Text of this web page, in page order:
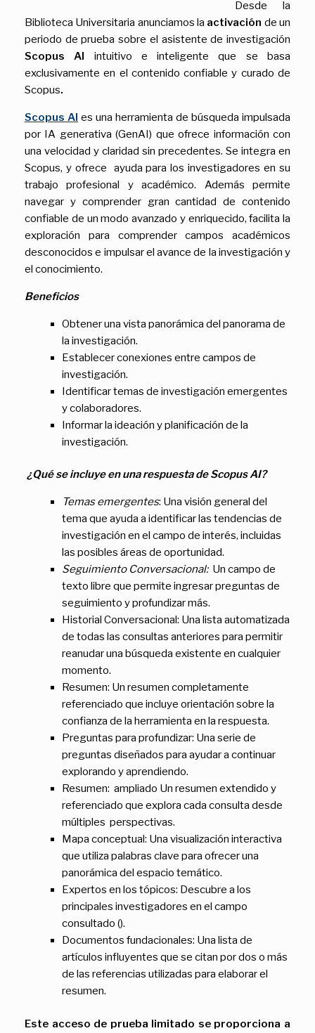
Desde la
Biblioteca Universitaria anunciamos la activación de un
periodo de prueba sobre el asistente de investigación
Scopus AI intuitivo e inteligente que se basa
exclusivamente en el contenido confiable y curado de
Scopus.
Scopus AI es una herramienta de búsqueda impulsada
por IA generativa (GenAI) que ofrece información con
una velocidad y claridad sin precedentes. Se integra en
Scopus, y ofrece ayuda para los investigadores en su
trabajo profesional y académico. Además permite
navegar y comprender gran cantidad de contenido
confiable de un modo avanzado y enriquecido, facilita la
exploración para comprender campos académicos
desconocidos e impulsar el avance de la investigación y
el conocimiento.
Beneficios
Obtener una vista panorámica del panorama de
la investigación.
Establecer conexiones entre campos de
investigación.
Identificar temas de investigación emergentes
y colaboradores.
Informar la ideación y planificación de la
investigación.
¿Qué se incluye en una respuesta de Scopus AI?
Temas emergentes: Una visión general del
tema que ayuda a identificar las tendencias de
investigación en el campo de interés, incluidas
las posibles áreas de oportunidad.
Seguimiento Conversacional:Un campo de
texto libre que permite ingresar preguntas de
seguimiento y profundizar más.
Historial Conversacional: Una lista automatizada
de todas las consultas anteriores para permitir
reanudar una búsqueda existente en cualquier
momento.
Resumen: Un resumen completamente
referenciado que incluye orientación sobre la
confianza de la herramienta en la respuesta.
Preguntas para profundizar: Una serie de
preguntas diseñados para ayudar a continuar
explorando y aprendiendo.
Resumen: ampliado Un resumen extendido y
referenciado que explora cada consulta desde
múltiples perspectivas.
Mapa conceptual: Una visualización interactiva
que utiliza palabras clave para ofrecer una
panorámica del espacio temático.
Expertos en los tópicos: Descubre a los
principales investigadores en el campo
consultado ().
Documentos fundacionales: Una lista de
artículos influyentes que se citan por dos o más
de las referencias utilizadas para elaborar el
resumen.
Este acceso de prueba limitado se proporciona a